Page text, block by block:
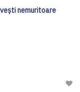
nemuritoare